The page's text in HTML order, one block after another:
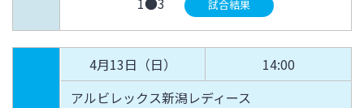
試合結果
4月13日（日）
14:00
アルビレックス新潟レディース